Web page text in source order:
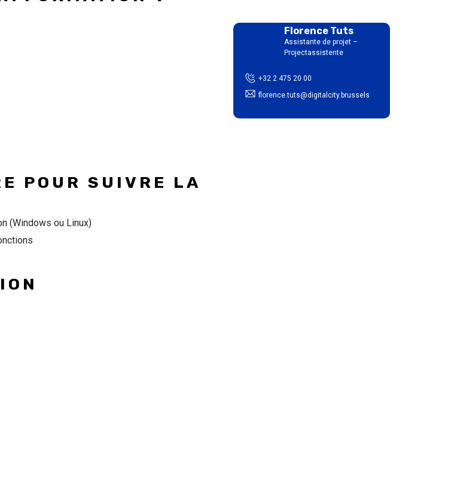
POUR SUIVRE LA
(Windows ou Linux)
Florence Tuts
Assistante de projet –
Projectassistente
+32 2 475 20 00
florence.tuts@digitalcity.brussels